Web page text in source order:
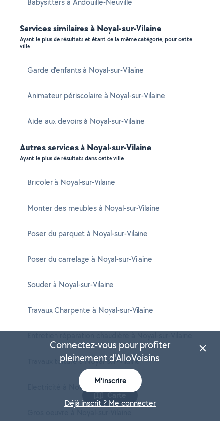
Babysitters à Andouillé-Neuville
Services similaires à Noyal-sur-Vilaine
Ayant le plus de résultats et étant de la même catégorie, pour cette
ville
Garde d'enfants à Noyal-sur-Vilaine
Animateur périscolaire à Noyal-sur-Vilaine
Aide aux devoirs à Noyal-sur-Vilaine
Autres services à Noyal-sur-Vilaine
Ayant le plus de résultats dans cette ville
Bricoler à Noyal-sur-Vilaine
Monter des meubles à Noyal-sur-Vilaine
Poser du parquet à Noyal-sur-Vilaine
Poser du carrelage à Noyal-sur-Vilaine
Souder à Noyal-sur-Vilaine
Travaux Charpente à Noyal-sur-Vilaine
Travaux toiture à Noyal-sur-Vilaine
Electricité à Noyal-sur-Vilaine
Carte
Connectez-vous pour profiter
pleinement d'AlloVoisins
M'inscrire
Déjà inscrit ? Me connecter